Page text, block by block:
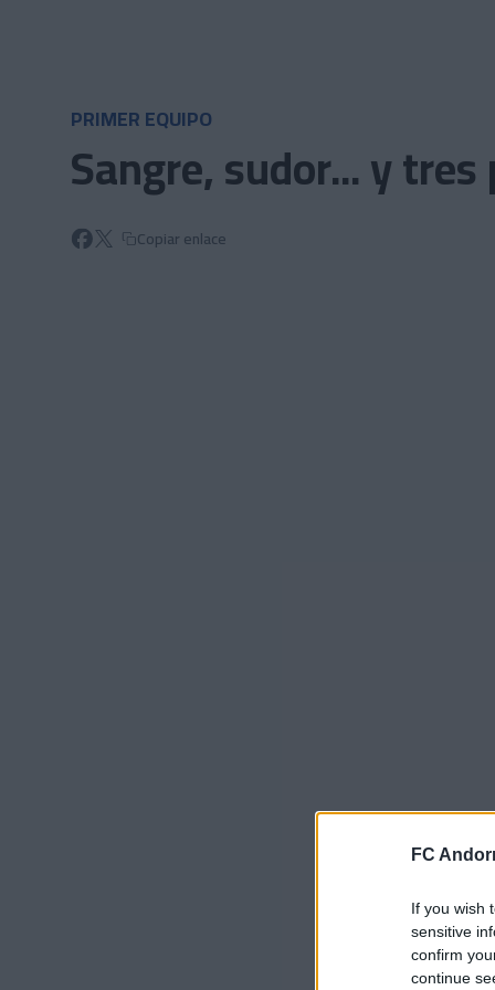
FC
If you wish
sensitive
confirm
continue
PRIMER EQUIPO
Sangre, sudor... y
Copiar enlace